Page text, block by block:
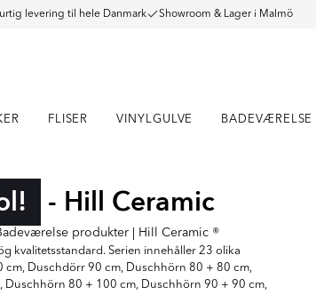
levering til hele Danmark Showroom & Lager i Malmö
FLISER VINYLGULVE BADEVÆRELSE
- Hill Ceramic
produkter | Hill Ceramic ®
kvalitetsstandard. Serien innehåller 23 olika
cm, Duschdörr 90 cm, Duschhörn 80 + 80 cm,
Duschhörn 80 + 100 cm, Duschhörn 90 + 90 cm,